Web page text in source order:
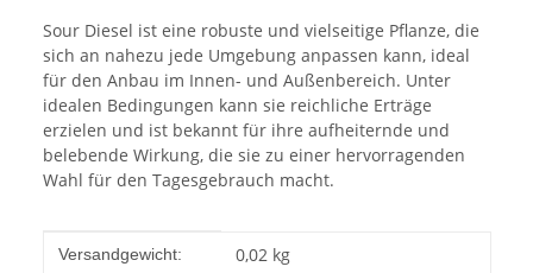
Sour Diesel ist eine robuste und vielseitige Pflanze, die
sich an nahezu jede Umgebung anpassen kann, ideal
für den Anbau im Innen- und Außenbereich. Unter
idealen Bedingungen kann sie reichliche Erträge
erzielen und ist bekannt für ihre aufheiternde und
belebende Wirkung, die sie zu einer hervorragenden
Wahl für den Tagesgebrauch macht.
Produkteigenschaft
Wert
Versandgewicht: 0,02 kg